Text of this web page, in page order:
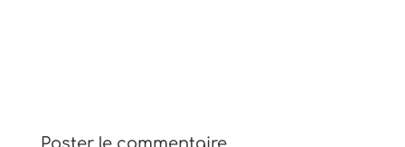
Poster le commentaire